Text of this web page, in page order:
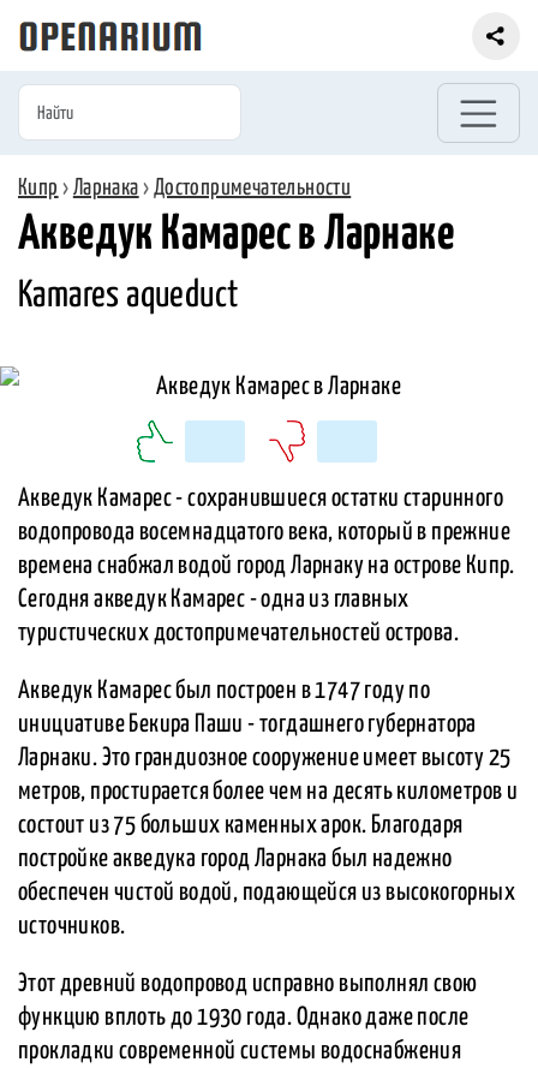
Кипр › Ларнака › Достопримечательности
Акведук Камарес в Ларнаке
Kamares aqueduct
Акведук Камарес - сохранившиеся остатки старинного
водопровода восемнадцатого века, который в прежние
времена снабжал водой город Ларнаку на острове Кипр.
Сегодня акведук Камарес - одна из главных
туристических достопримечательностей острова.
Акведук Камарес был построен в 1747 году по
инициативе Бекира Паши - тогдашнего губернатора
Ларнаки. Это грандиозное сооружение имеет высоту 25
метров, простирается более чем на десять километров и
состоит из 75 больших каменных арок. Благодаря
постройке акведука город Ларнака был надежно
обеспечен чистой водой, подающейся из высокогорных
источников.
Этот древний водопровод исправно выполнял свою
функцию вплоть до 1930 года. Однако даже после
прокладки современной системы водоснабжения